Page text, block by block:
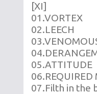
[XI]
01.VORTEX
02.LEECH
05.ATTITUDE
07.Filth in the